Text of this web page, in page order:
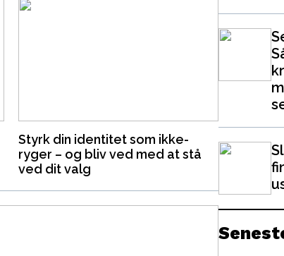
Styrk din identitet som ikke-
ryger – og bliv ved med at stå
ved dit valg